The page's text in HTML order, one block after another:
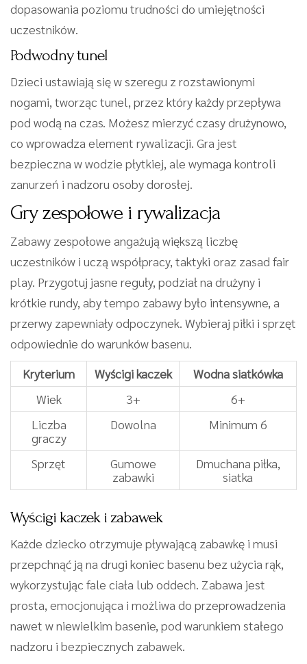
dopasowania poziomu trudności do umiejętności
uczestników.
Podwodny tunel
Dzieci ustawiają się w szeregu z rozstawionymi
nogami, tworząc tunel, przez który każdy przepływa
pod wodą na czas. Możesz mierzyć czasy drużynowo,
co wprowadza element rywalizacji. Gra jest
bezpieczna w wodzie płytkiej, ale wymaga kontroli
zanurzeń i nadzoru osoby dorosłej.
Gry zespołowe i rywalizacja
Zabawy zespołowe angażują większą liczbę
uczestników i uczą współpracy, taktyki oraz zasad fair
play. Przygotuj jasne reguły, podział na drużyny i
krótkie rundy, aby tempo zabawy było intensywne, a
przerwy zapewniały odpoczynek. Wybieraj piłki i sprzęt
odpowiednie do warunków basenu.
Kryterium
Wyścigi kaczek
Wodna siatkówka
Wiek
3+
6+
Liczba
graczy
Dowolna Minimum 6
Sprzęt
Gumowe
zabawki
Dmuchana piłka,
siatka
Wyścigi kaczek i zabawek
Każde dziecko otrzymuje pływającą zabawkę i musi
przepchnąć ją na drugi koniec basenu bez użycia rąk,
wykorzystując fale ciała lub oddech. Zabawa jest
prosta, emocjonująca i możliwa do przeprowadzenia
nawet w niewielkim basenie, pod warunkiem stałego
nadzoru i bezpiecznych zabawek.